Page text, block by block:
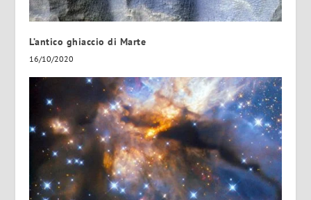
L’antico ghiaccio di Marte
16/10/2020